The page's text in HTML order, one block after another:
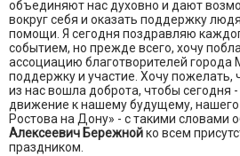
объединяют нас духовно и дают
вокруг себя и оказать поддержку
помощи. Я сегодня поздравляю
событием, но прежде всего, хочу
ассоциацию благотворителей города
поддержку и участие. Хочу пожелать,
из нас вошла доброта, чтобы сегодня
движение к нашему будущему,
Ростова на Дону» - с такими словами
Алексеевич Бережнойко всем
праздником.